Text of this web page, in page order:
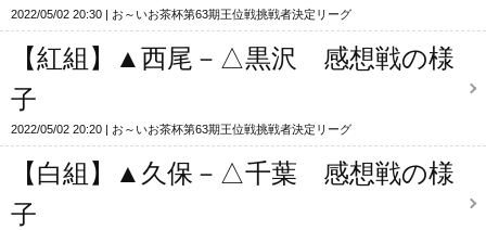
2022/05/02 20:30 お～いお茶杯第63期王位戦挑戦者決定リーグ
【紅組】▲西尾－△黒沢 感想戦の様
子
2022/05/02 20:20 お～いお茶杯第63期王位戦挑戦者決定リーグ
【白組】▲久保－△千葉 感想戦の様
子